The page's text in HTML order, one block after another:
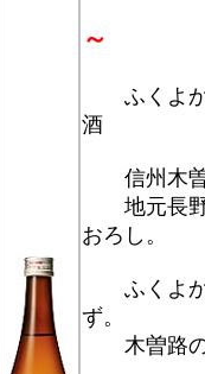
～
ふくよか
酒
信州木曽
地元長野
おろし。
ふくよか
ず。
木曽路の